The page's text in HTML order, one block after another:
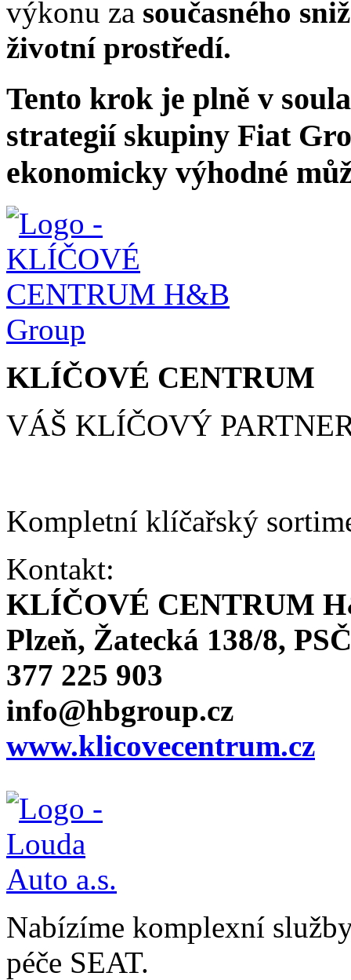
výkonu za současného
životní prostředí.
Tento krok je plně v
strategií skupiny Fiat
ekonomicky výhodné
KLÍČOVÉ CENTRUM
VÁŠ KLÍČOVÝ
Kompletní klíčařský
Kontakt:
KLÍČOVÉ CENTRUM
Plzeň, Žatecká 138/8,
377 225 903
info@hbgroup.cz
www.klicovecentrum.cz
Nabízíme komplexní
péče SEAT.